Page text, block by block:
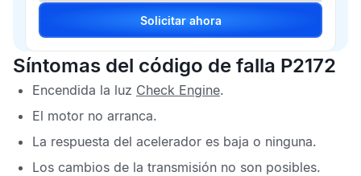
Solicitar ahora
Síntomas del código de falla P2172
Encendida la luz Check Engine.
El motor no arranca.
La respuesta del acelerador es baja o ninguna.
Los cambios de la transmisión no son posibles.